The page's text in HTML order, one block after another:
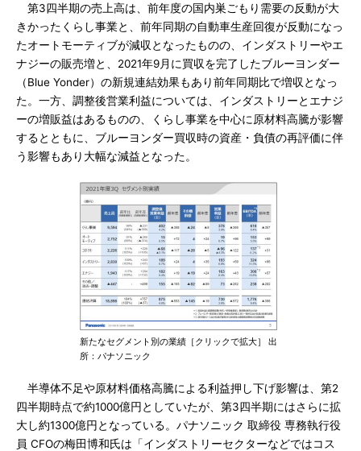
第3四半期の売上高は、前年度の国内巣ごもり需要の反動が大
きかったくらし事業と、前年同期の自動車生産回復が反動になっ
たオートモーティブが減収となったものの、インダストリーやエ
ナジーの販売増と、2021年9月に買収を完了したブルーヨンダー
（Blue Yonder）の新規連結効果もあり前年同期比で増収となっ
た。一方、調整後営業利益については、インダストリーとエナジ
ーの増販益はあるものの、くらし事業を中心に原材料高騰が影響
するとともに、ブルーヨンダー買収時の資産・負債の再評価に伴
う影響もあり大幅な減益となった。
新たなセグメント別の業績［クリックで拡大］ 出
所：パナソニック
半導体不足や原材料価格高騰による利益押し下げ影響は、第2
四半期時点で約1000億円としていたが、第3四半期にはさらに拡
大し約1300億円となっている。パナソニック 取締役 専務執行役
員 CFOの梅田博和氏は「インダストリーセクターなどではコス